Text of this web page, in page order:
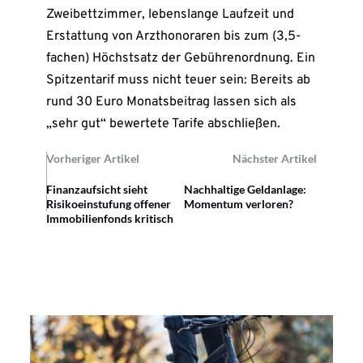
Zweibettzimmer, lebenslange Laufzeit und
Erstattung von Arzthonoraren bis zum (3,5-
fachen) Höchstsatz der Gebührenordnung. Ein
Spitzentarif muss nicht teuer sein: Bereits ab
rund 30 Euro Monatsbeitrag lassen sich als
„sehr gut“ bewertete Tarife abschließen.
Vorheriger Artikel Nächster Artikel
Finanzaufsicht sieht
Risikoeinstufung offener
Immobilienfonds kritisch
Nachhaltige Geldanlage:
Momentum verloren?